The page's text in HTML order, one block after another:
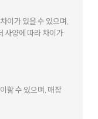
이가 있을 수 있으며,
사양에 따라 차이가
할 수 있으며, 매장